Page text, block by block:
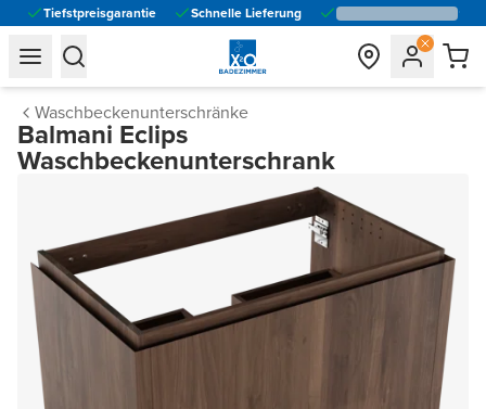
Tiefstpreisgarantie Schnelle Lieferung
general.navigation.toggle_menu.label
general.navigation.toggle_menu.label
Waschbeckenunterschränke
Balmani Eclips
Waschbeckenunterschrank